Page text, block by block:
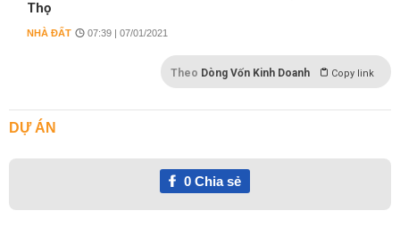
Thọ
NHÀ ĐẤT 07:39 | 07/01/2021
Theo Dòng Vốn Kinh Doanh Copy link
DỰ ÁN
0Chia sẻ